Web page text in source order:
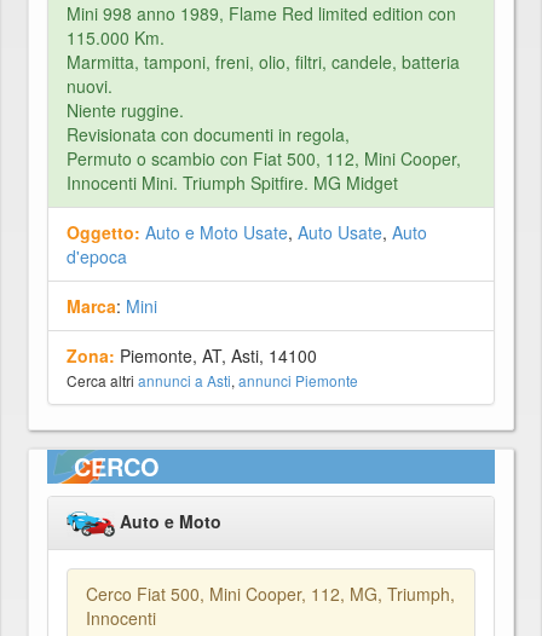
Mini 998 anno 1989, Flame Red limited edition con
115.000 Km.
Marmitta, tamponi, freni, olio, filtri, candele, batteria
nuovi.
Niente ruggine.
Revisionata con documenti in regola,
Permuto o scambio con Fiat 500, 112, Mini Cooper,
Innocenti Mini. Triumph Spitfire. MG Midget
Oggetto: Auto e Moto Usate, Auto Usate, Auto
d'epoca
Marca: Mini
Zona: Piemonte, AT, Asti, 14100
Cerca altri annunci a Asti, annunci Piemonte
CERCO
Auto e Moto
Cerco Fiat 500, Mini Cooper, 112, MG, Triumph,
Innocenti